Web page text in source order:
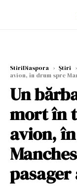
StiriDiaspora › Știri ›
avion, în drum spre
Un
mort în
avion,